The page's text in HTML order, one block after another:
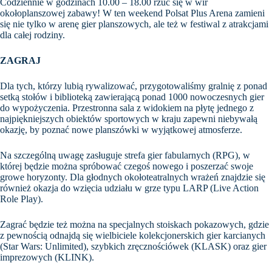
Codziennie w godzinach 10.00 – 18.00 rzuć się w wir
okołoplanszowej zabawy! W ten weekend Polsat Plus Arena zamieni
się nie tylko w arenę gier planszowych, ale też w festiwal z atrakcjami
dla całej rodziny.
ZAGRAJ
Dla tych, którzy lubią rywalizować, przygotowaliśmy gralnię z ponad
setką stołów i biblioteką zawierającą ponad 1000 nowoczesnych gier
do wypożyczenia. Przestronna sala z widokiem na płytę jednego z
najpiękniejszych obiektów sportowych w kraju zapewni niebywałą
okazję, by poznać nowe planszówki w wyjątkowej atmosferze.
Na szczególną uwagę zasługuje strefa gier fabularnych (RPG), w
której będzie można spróbować czegoś nowego i poszerzać swoje
growe horyzonty. Dla głodnych okołoteatralnych wrażeń znajdzie się
również okazja do wzięcia udziału w grze typu LARP (Live Action
Role Play).
Zagrać będzie też można na specjalnych stoiskach pokazowych, gdzie
z pewnością odnajdą się wielbiciele kolekcjonerskich gier karcianych
(Star Wars: Unlimited), szybkich zręcznościówek (KLASK) oraz gier
imprezowych (KLINK).